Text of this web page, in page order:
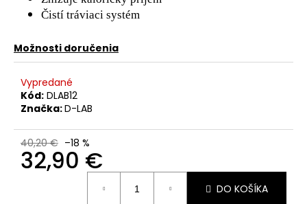
Čistí tráviaci systém
Možnosti doručenia
Vypredané
Kód: DLAB12
Značka:D-LAB
40,20 € –18 %
32,90 €
DO KOŠÍKA
a
m
e
ČISTIČ
PURESCENT
VÔŇOU